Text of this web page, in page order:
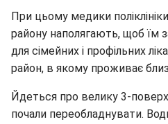
При цьому медики
району наполягають, щоб їм
для сімейних і профільних
район, в якому проживає
Йдеться про велику 3-
почали переобладнувати.